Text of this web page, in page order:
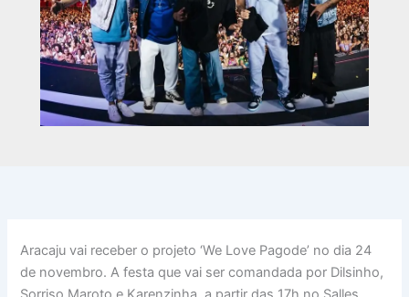
Aracaju vai receber o projeto ‘We Love Pagode’ no dia 24
de novembro. A festa que vai ser comandada por Dilsinho,